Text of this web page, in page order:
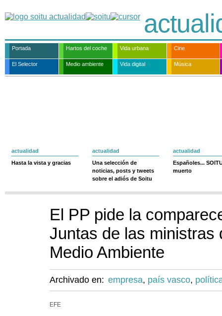
Portada Hartos del coche Vida urbana Cine
El Selector Medio ambiente Vida digital Música
actualidad
Hasta la vista y gracias
actualidad
Una selección de
noticias, posts y tweets
sobre el adiós de Soitu
actualidad
Españoles...
muerto
El PP pide la
Juntas de las ministras
Medio Ambiente
Archivado en: empresa, país vasco,
EFE